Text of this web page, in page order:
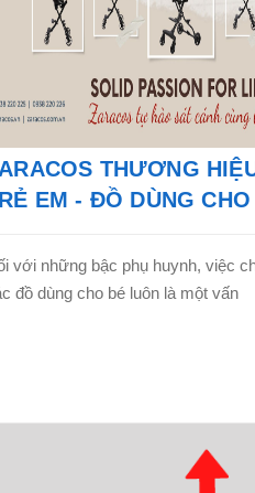
THƯƠNG
EM - ĐỒ DÙNG CHO
với những bậc phụ huynh, việc
đồ dùng cho bé luôn là một vấn